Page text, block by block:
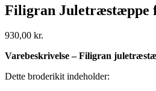
Filigran Juletræstæppe
930,00 kr.
Varebeskrivelse – Filigran
Dette broderikit indeholder: